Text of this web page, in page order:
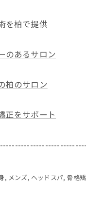
を柏で提供
のあるサロン
柏のサロン
正をサポート
メンズ ヘッドスパ 骨格